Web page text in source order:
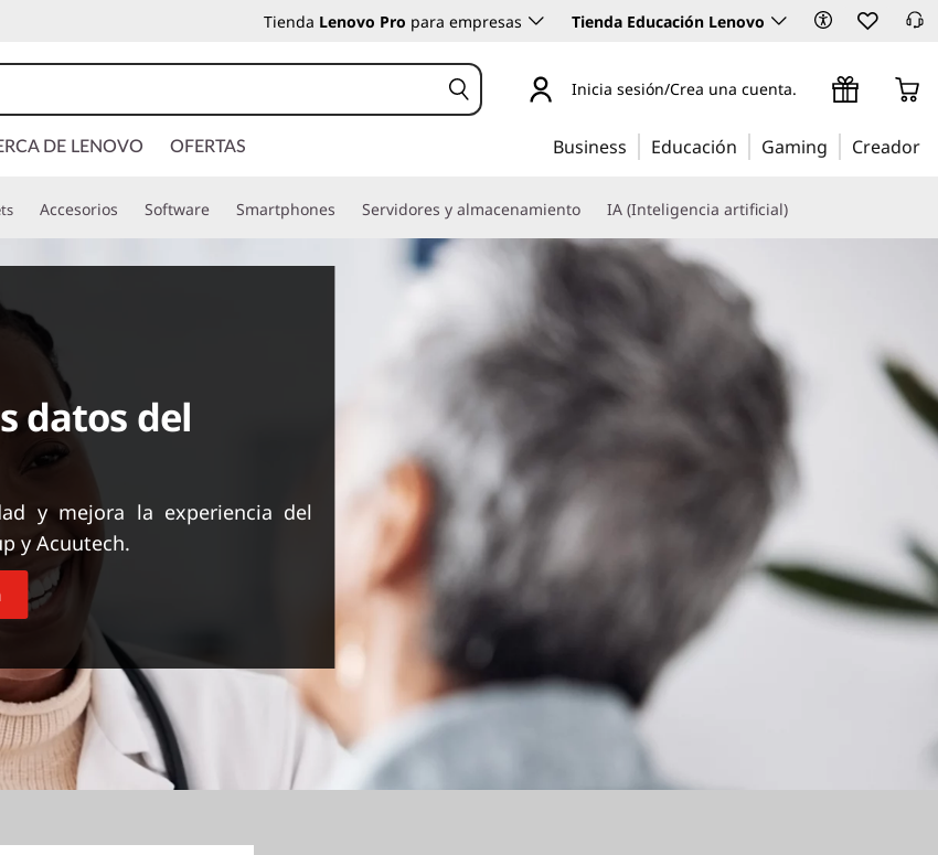
Tienda Lenovo Pro para empresas Tienda Educación Lenovo
Inicia sesión/Crea una cuenta.
DE LENOVO OFERTAS Business Educación Gaming Creador
Accesorios Software Smartphones Servidores y almacenamiento IA (Inteligencia artificial)
datos del
y mejora la experiencia del
y Acuutech.